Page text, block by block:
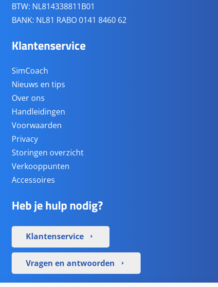
BTW: NL814338811B01
BANK: NL81 RABO 0141 8460 62
Klantenservice
SimCoach
Nieuws en tips
Over ons
Handleidingen
Voorwaarden
Privacy
Storingen overzicht
Verkooppunten
Accessoires
Heb je hulp nodig?
Klantenservice arrow_right
Vragen en antwoorden arrow_right